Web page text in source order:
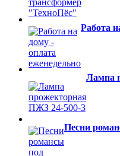
Работа
Лампа
Песни